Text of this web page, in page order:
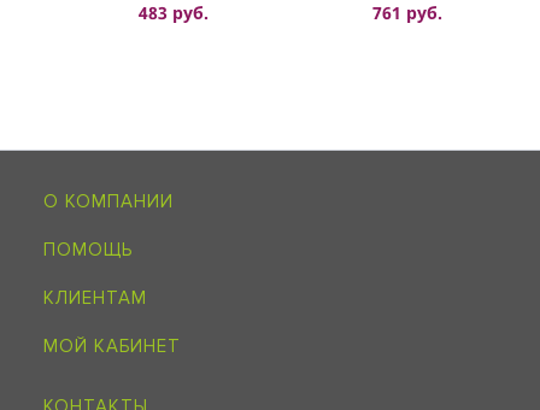
483 руб. 761 руб.
О КОМПАНИИ
ПОМОЩЬ
КЛИЕНТАМ
МОЙ КАБИНЕТ